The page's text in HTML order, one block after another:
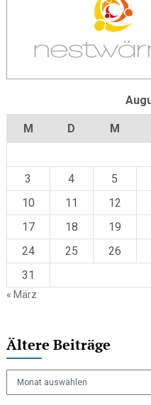
M D M
3
4 5
10
11 12
17
18 19
24
25 26
31
« März
Ältere Beiträge
Ältere